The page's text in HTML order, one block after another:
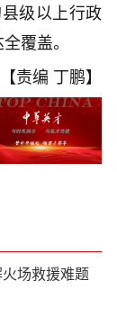
级以上行政
覆盖。
【责编 丁鹏】
场救援难题